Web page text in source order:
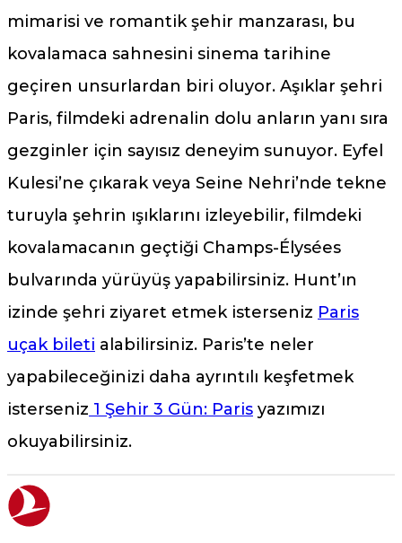
mimarisi ve romantik şehir manzarası, bu
kovalamaca sahnesini sinema tarihine
geçiren unsurlardan biri oluyor. Aşıklar şehri
Paris, filmdeki adrenalin dolu anların yanı sıra
gezginler için sayısız deneyim sunuyor. Eyfel
Kulesi’ne çıkarak veya Seine Nehri’nde tekne
turuyla şehrin ışıklarını izleyebilir, filmdeki
kovalamacanın geçtiği Champs-Élysées
bulvarında yürüyüş yapabilirsiniz. Hunt’ın
izinde şehri ziyaret etmek isterseniz Paris
uçak bileti alabilirsiniz. Paris’te neler
yapabileceğinizi daha ayrıntılı keşfetmek
isterseniz 1 Şehir 3 Gün: Paris yazımızı
okuyabilirsiniz.